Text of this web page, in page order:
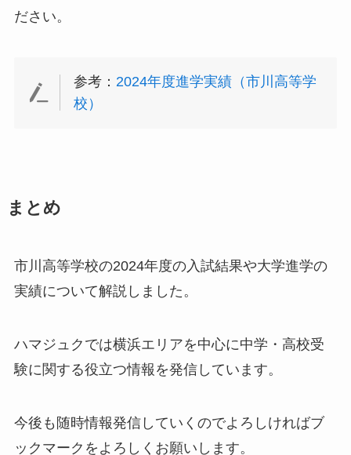
ださい。
参考： 2024年度進学実績（市川高等学
校）
まとめ
市川高等学校の2024年度の入試結果や大学進学の
実績について解説しました。
ハマジュクでは横浜エリアを中心に中学・高校受
験に関する役立つ情報を発信しています。
今後も随時情報発信していくのでよろしければブ
ックマークをよろしくお願いします。